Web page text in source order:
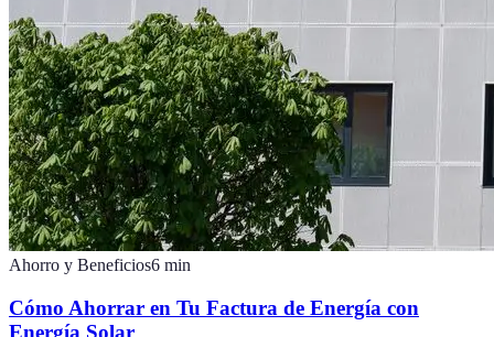
Ahorro y Beneficios6 min
Cómo Ahorrar en Tu Factura de Energía con
Energía Solar